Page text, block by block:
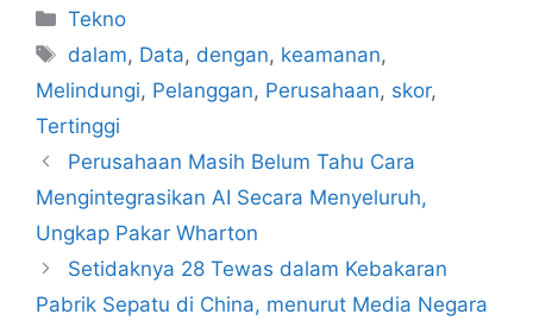
Kategori
Tekno
Tag
dalam, Data, dengan, keamanan,
Melindungi, Pelanggan, Perusahaan, skor,
Tertinggi
Perusahaan Masih Belum Tahu Cara
Mengintegrasikan AI Secara Menyeluruh,
Ungkap Pakar Wharton
Setidaknya 28 Tewas dalam Kebakaran
Pabrik Sepatu di China, menurut Media Negara